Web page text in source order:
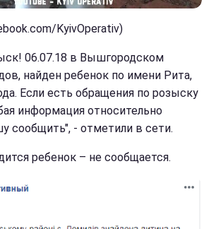
KyivOperativ)
06.07.18 в Вышгородском
найден ребенок по имени Рита,
Если есть обращения по розыску
информация относительно
сообщить", - отметили в сети.
ребенок – не сообщается.